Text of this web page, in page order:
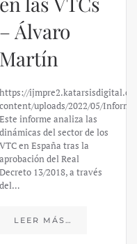
– Álvaro
Martín
https://
content/uploads/2022/05/
Este informe analiza las
dinámicas del sector de los
VTC en España tras la
aprobación del Real
Decreto 13/2018, a través
del…
LEER MÁS…